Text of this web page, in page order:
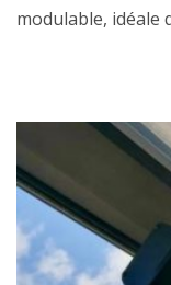
modulable, idéale